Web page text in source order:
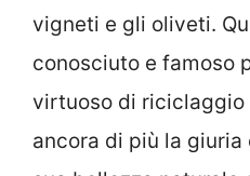
vigneti e gli oliveti.
conosciuto e famoso
virtuoso di riciclaggio
ancora di più la